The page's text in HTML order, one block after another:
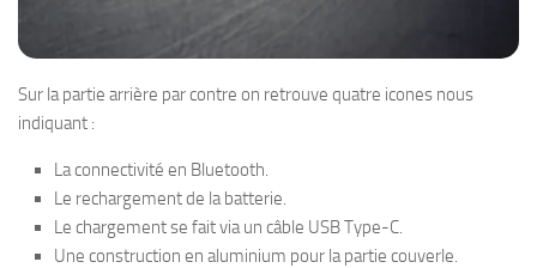
Sur la partie arrière par contre on retrouve quatre icones nous
indiquant :
La connectivité en Bluetooth.
Le rechargement de la batterie.
Le chargement se fait via un câble USB Type-C.
Une construction en aluminium pour la partie couverle.